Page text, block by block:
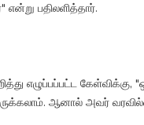
பதிலளித்தார்.
எழுப்பப்பட்ட கேள்விக்கு,
ஆனால் அவர்